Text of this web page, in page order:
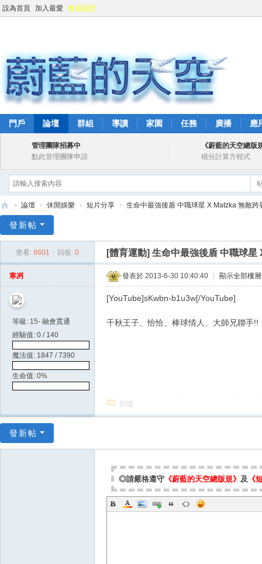
設為首頁 加入最愛 會員認證
門戶 論壇 群組 導讀 家園 任務 廣播 應
管理團隊招募中
點此管理團隊申請
《蔚藍的天空總版
積分計算方程式
藍
» 論壇 › 休閒娛樂 › 短片分享 › 生命中最強後盾 中職球星 X Matzka 無敵跨
發新帖
查看: 8601 回復: 0 [體育運動] 生命中最強後盾 中職球星
寒冽
等級: 15- 融會貫通
經驗值: 0 / 140
魔法值: 1847 / 7390
生命值: 0%
發表於 2013-6-30 10:40:40 顯示全部樓層
[YouTube]sKwbn-b1u3w[/YouTube]
千秋王子、恰恰、棒球情人、大師兄聯手!!
回復
發新帖
◎請嚴格遵守 《蔚藍的天空總版規》 及 《